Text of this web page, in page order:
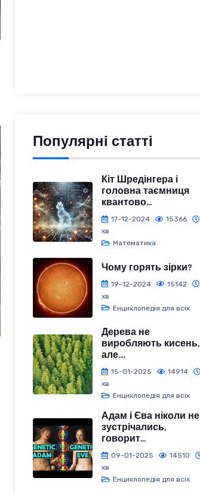
Популярні статті
Кіт Шредінгера і
головна таємниця
квантово...
17-12-2024 15366
хв
Математика
Чому горять зірки?
19-12-2024 15142
хв
Енциклопедія для всіх
Дерева не
виробляють кисень,
але....
15-01-2025 14914
хв
Енциклопедія для всіх
Адам і Єва ніколи не
зустрічались,
говорит...
09-01-2025 14510
хв
Енциклопедія для всіх